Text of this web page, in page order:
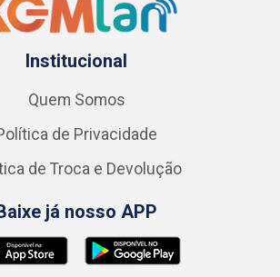
Institucional
Quem Somos
de Privacidade
de Troca e Devolução
já nosso APP